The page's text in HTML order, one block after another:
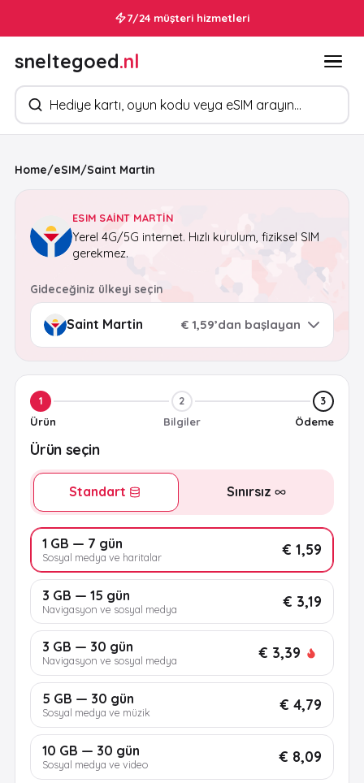
7/24 müşteri hizmetleri
sneltegoed.nl
Ürün arayın
Home/eSIM/Saint Martin
ESIM SAINT MARTIN
Yerel 4G/5G internet. Hızlı kurulum, fiziksel SIM
gerekmez.
Gideceğiniz ülkeyi seçin
€ 1,59’dan başlayan
1
Ürün
2
Bilgiler
3
Ödeme
Ürün seçin
Standart Sınırsız
1 GB — 7 gün
Sosyal medya ve haritalar € 1,59
3 GB — 15 gün
Navigasyon ve sosyal medya € 3,19
3 GB — 30 gün
Navigasyon ve sosyal medya € 3,39
5 GB — 30 gün
Sosyal medya ve müzik € 4,79
10 GB — 30 gün
Sosyal medya ve video € 8,09